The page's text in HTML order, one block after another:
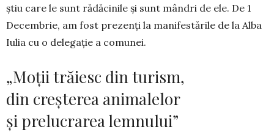
știu care le sunt rădă­cinile și sunt mândri de ele. De 1
Decembrie, am fost pre­zenți la manifestările de la Alba
Iulia cu o dele­gație a comunei.
„Moții trăiesc din turism,
din creșterea animalelor
și prelucrarea lemnului”